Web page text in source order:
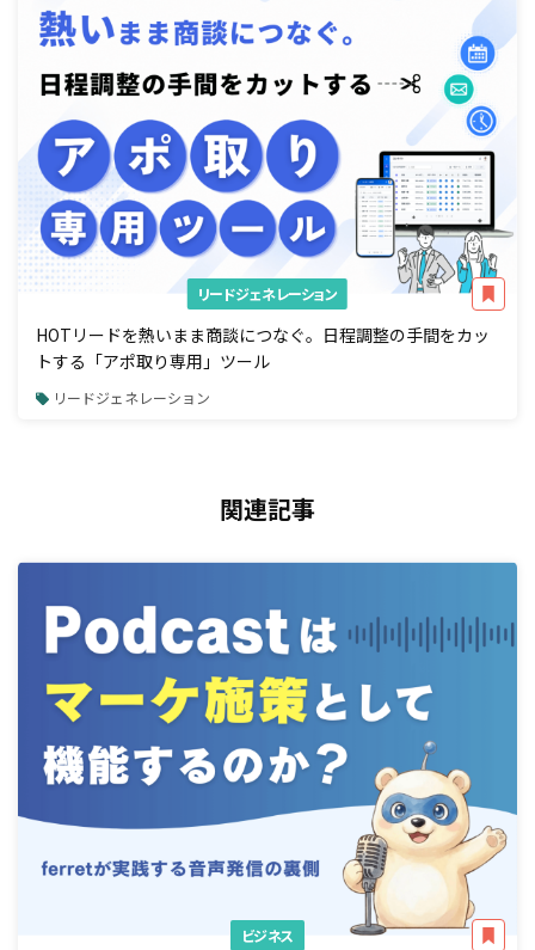
リードジェネレーション
HOTリードを熱いまま商談につなぐ。日程調整の手間をカッ
トする「アポ取り専用」ツール
リードジェネレーション
関連記事
ビジネス